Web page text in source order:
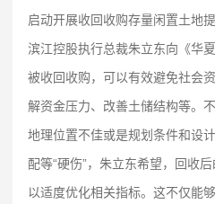
启动开展收回收购存量闲置土地
滨江控股执行总裁朱立东向《华
被收回收购，可以有效避免社会
解资金压力、改善土储结构等。
地理位置不佳或是规划条件和设
配等“硬伤”，朱立东希望，回收
以适度优化相关指标。这不仅能